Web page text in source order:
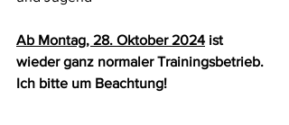
Ab Montag, 28. Oktober 2024 ist
wieder ganz normaler Trainingsbetrieb.
Ich bitte um Beachtung!